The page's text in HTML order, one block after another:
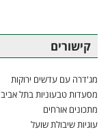
קישורים
מג'דרה עם עדשים ירוקות
מסעדות טבעוניות בתל אביב
מתכונים אורחים
עוגיות שיבולת שועל